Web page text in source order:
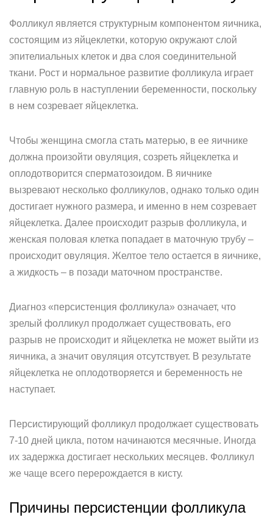
Фолликул является структурным компонентом яичника,
состоящим из яйцеклетки, которую окружают слой
эпителиальных клеток и два слоя соединительной
ткани. Рост и нормальное развитие фолликула играет
главную роль в наступлении беременности, поскольку
в нем созревает яйцеклетка.
Чтобы женщина смогла стать матерью, в ее яичнике
должна произойти овуляция, созреть яйцеклетка и
оплодотворится сперматозоидом. В яичнике
вызревают несколько фолликулов, однако только один
достигает нужного размера, и именно в нем созревает
яйцеклетка. Далее происходит разрыв фолликула, и
женская половая клетка попадает в маточную трубу –
происходит овуляция. Желтое тело остается в яичнике,
а жидкость – в позади маточном пространстве.
Диагноз «персистенция фолликула» означает, что
зрелый фолликул продолжает существовать, его
разрыв не происходит и яйцеклетка не может выйти из
яичника, а значит овуляция отсутствует. В результате
яйцеклетка не оплодотворяется и беременность не
наступает.
Персистирующий фолликул продолжает существовать
7-10 дней цикла, потом начинаются месячные. Иногда
их задержка достигает нескольких месяцев. Фолликул
же чаще всего перерождается в кисту.
Причины персистенции фолликула